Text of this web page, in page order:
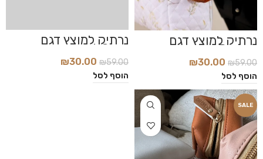
נרתיק למוצץ דגם
Brown
₪59.00
₪30.00
הוסף לסל
נרתיק למוצץ דגם
Light Grey
₪59.00
₪30.00
הוסף לסל
SALE